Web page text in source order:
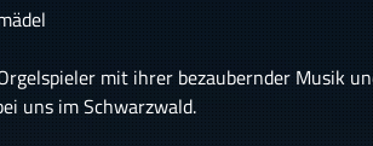
mit ihrer bezaubernder Musik
uns im Schwarzwald.